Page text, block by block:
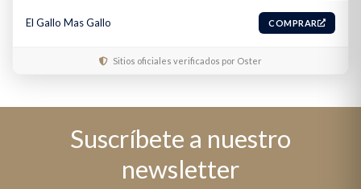
El Gallo Mas Gallo COMPRAR
Sitios oficiales verificados por Oster
Suscríbete a nuestro
newsletter